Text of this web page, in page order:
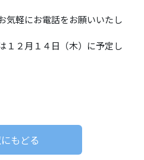
気軽にお電話をお願いいたし
１２月１４日（木）に予定し
もどる